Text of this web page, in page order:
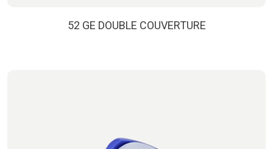
52 GE DOUBLE COUVERTURE